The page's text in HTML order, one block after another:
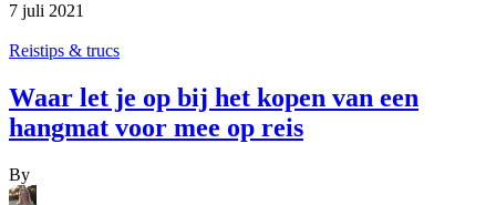
7 juli 2021
Reistips & trucs
Waar let je op bij het kopen van een
hangmat voor mee op reis
By